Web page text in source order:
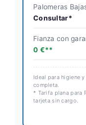
Palomeras
Consultar*
Fianza con
0 €**
Ideal para higiene
completa.
* Tarifa plana para
tarjeta sin cargo.